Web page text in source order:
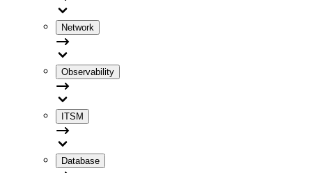
Network
Observability
ITSM
Database